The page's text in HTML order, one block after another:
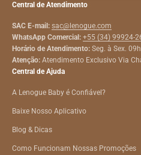
Central de Atendimento
SAC E-mail: sac@lenogue.com
WhatsApp Comercial: +55 (34) 99924-
Horário de Atendimento: Seg. à Sex.
Atenção: Atendimento Exclusivo Via
Central de Ajuda
A Lenogue Baby é Confiável?
Baixe Nosso Aplicativo
Blog & Dicas
Como Funcionam Nossas Promoções